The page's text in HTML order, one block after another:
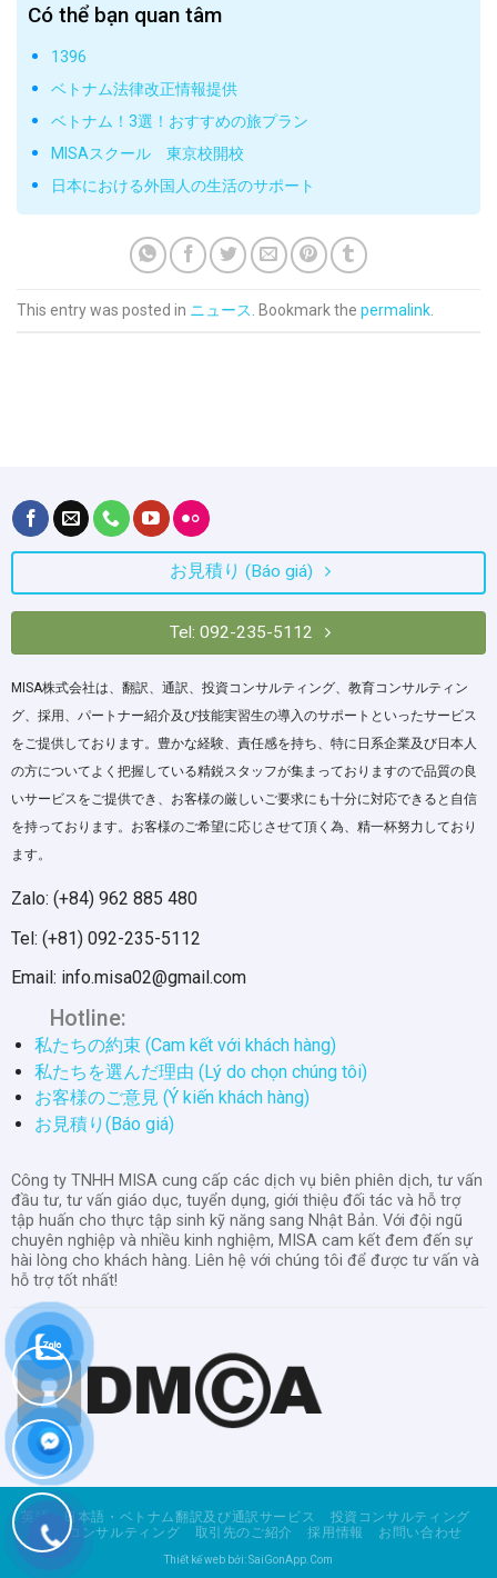
Có thể bạn quan tâm
1396
ベトナム法律改正情報提供
ベトナム！3選！おすすめの旅プラン
MISAスクール 東京校開校
日本における外国人の生活のサポート
This entry was posted in ニュース . Bookmark the permalink
お見積り (Báo giá)
Tel: 092-235-5112
MISA株式会社は、翻訳、通訳、投資コンサルティング、教育コンサルティン
グ、採用、パートナー紹介及び技能実習生の導入のサポートといったサービス
をご提供しております。豊かな経験、責任感を持ち、特に日系企業及び日本人
の方についてよく把握している精鋭スタッフが集まっておりますので品質の良
いサービスをご提供でき、お客様の厳しいご要求にも十分に対応できると自信
を持っております。お客様のご希望に応じさせて頂く為、精一杯努力しており
ます。
Zalo: (+84) 962 885 480
Tel: (+81) 092-235-5112
Email: info.misa02@gmail.com
Hotline:
私たちの約束 (Cam kết với khách hàng)
私たちを選んだ理由 (Lý do chọn chúng tôi)
お客様のご意見 (Ý kiến khách hàng)
お見積り(Báo giá)
Công ty TNHH MISA cung cấp các dịch vụ biên phiên dịch, tư vấn
đầu tư, tư vấn giáo dục, tuyển dụng, giới thiệu đối tác và hỗ trợ
tập huấn cho thực tập sinh kỹ năng sang Nhật Bản. Với đội ngũ
chuyên nghiệp và nhiều kinh nghiệm, MISA cam kết đem đến sự
hài lòng cho khách hàng. Liên hệ với chúng tôi để được tư vấn và
hỗ trợ tốt nhất!
英語・日本語・ベトナム翻訳及び通訳サービス
投資コンサルティング
教育コンサルティング
取引先のご紹介 採用情報 お問い合わせ
Thiết kế web bởi: SaiGonApp.Com